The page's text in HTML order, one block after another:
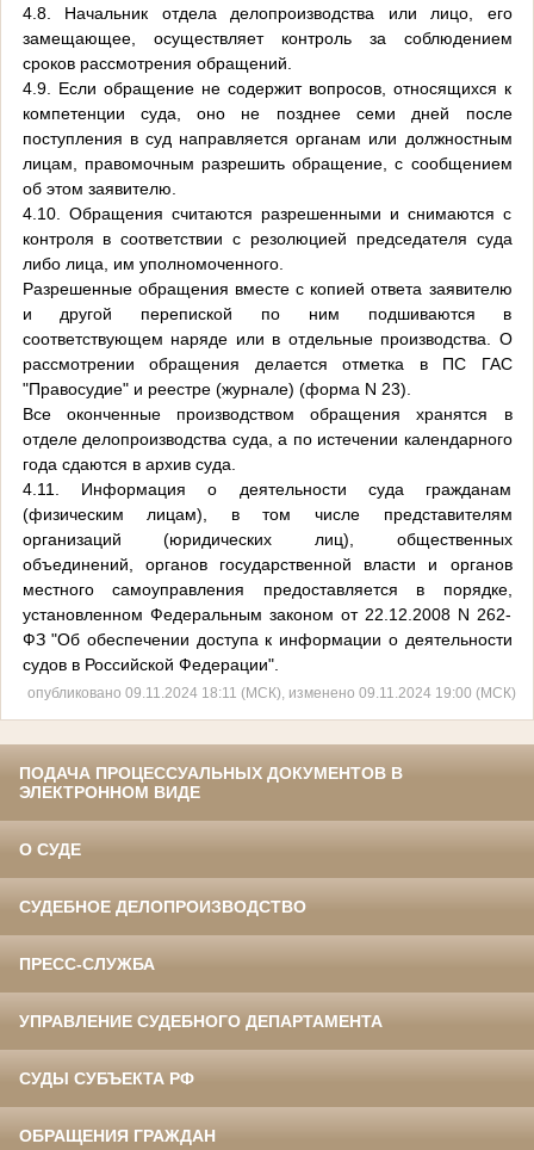
4.8. Начальник отдела делопроизводства или лицо, его
замещающее, осуществляет контроль за соблюдением
сроков рассмотрения обращений.
4.9. Если обращение не содержит вопросов, относящихся к
компетенции суда, оно не позднее семи дней после
поступления в суд направляется органам или должностным
лицам, правомочным разрешить обращение, с сообщением
об этом заявителю.
4.10. Обращения считаются разрешенными и снимаются с
контроля в соответствии с резолюцией председателя суда
либо лица, им уполномоченного.
Разрешенные обращения вместе с копией ответа заявителю
и другой перепиской по ним подшиваются в
соответствующем наряде или в отдельные производства. О
рассмотрении обращения делается отметка в ПС ГАС
"Правосудие" и реестре (журнале) (форма N 23).
Все оконченные производством обращения хранятся в
отделе делопроизводства суда, а по истечении календарного
года сдаются в архив суда.
4.11. Информация о деятельности суда гражданам
(физическим лицам), в том числе представителям
организаций (юридических лиц), общественных
объединений, органов государственной власти и органов
местного самоуправления предоставляется в порядке,
установленном Федеральным законом от 22.12.2008 N 262-
ФЗ "Об обеспечении доступа к информации о деятельности
судов в Российской Федерации".
опубликовано 09.11.2024 18:11 (МСК), изменено 09.11.2024 19:00 (МСК)
ПОДАЧА ПРОЦЕССУАЛЬНЫХ ДОКУМЕНТОВ В
ЭЛЕКТРОННОМ ВИДЕ
О СУДЕ
СУДЕБНОЕ ДЕЛОПРОИЗВОДСТВО
ПРЕСС-СЛУЖБА
УПРАВЛЕНИЕ СУДЕБНОГО ДЕПАРТАМЕНТА
СУДЫ СУБЪЕКТА РФ
ОБРАЩЕНИЯ ГРАЖДАН